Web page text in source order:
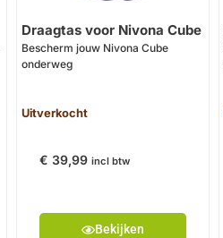
Draagtas voor Nivona Cube
Bescherm jouw Nivona Cube
onderweg
Uitverkocht
€ 39,99 incl btw
Bekijken